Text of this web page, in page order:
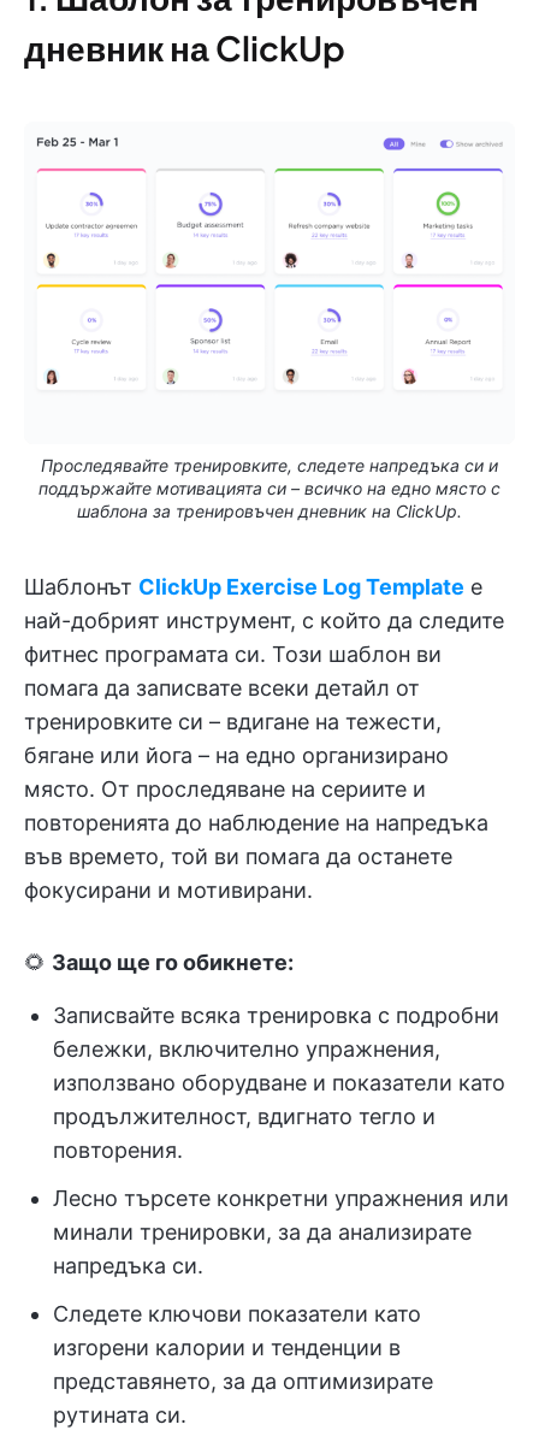
дневник на ClickUp
Проследявайте тренировките, следете напредъка си и
поддържайте мотивацията си – всичко на едно място с
шаблона за тренировъчен дневник на ClickUp.
Шаблонът ClickUp Exercise Log Template е
най-добрият инструмент, с който да следите
фитнес програмата си. Този шаблон ви
помага да записвате всеки детайл от
тренировките си – вдигане на тежести,
бягане или йога – на едно организирано
място. От проследяване на сериите и
повторенията до наблюдение на напредъка
във времето, той ви помага да останете
фокусирани и мотивирани.
🌻 Защо ще го обикнете:
Записвайте всяка тренировка с подробни
бележки, включително упражнения,
използвано оборудване и показатели като
продължителност, вдигнато тегло и
повторения.
Лесно търсете конкретни упражнения или
минали тренировки, за да анализирате
напредъка си.
Следете ключови показатели като
изгорени калории и тенденции в
представянето, за да оптимизирате
рутината си.